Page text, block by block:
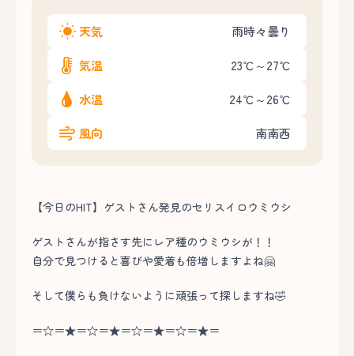
天気 雨時々曇り
気温 23℃～27℃
水温 24℃～26℃
風向 南南西
【今日のHIT】ゲストさん発見のセリスイロウミウシ
ゲストさんが指さす先にレア種のウミウシが！！
自分で見つけると喜びや愛着も倍増しますよね🤗
そして僕らも負けないように頑張って探しますね🤣
＝☆＝★＝☆＝★＝☆＝★＝☆＝★＝